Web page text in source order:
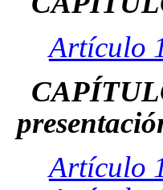
Artículo
Artículo